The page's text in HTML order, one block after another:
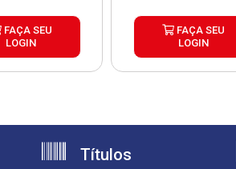
FAÇA SEU
LOGIN
FAÇA SEU
LOGIN
Títulos